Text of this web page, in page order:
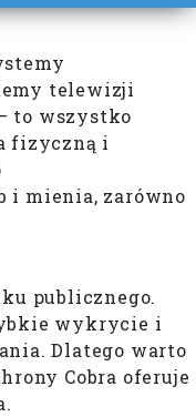
telewizji
to wszystko
fizyczną i
i mienia, zarówno
publicznego.
wykrycie i
Dlatego warto
Cobra oferuje